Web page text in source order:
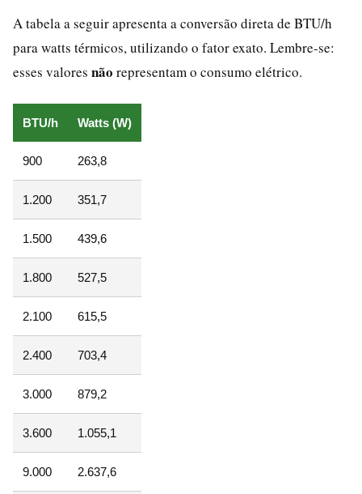
A tabela a seguir apresenta a conversão direta de BTU/h
para watts térmicos, utilizando o fator exato. Lembre-se:
esses valores não representam o consumo elétrico.
BTU/h Watts (W)
900 263,8
1.200 351,7
1.500 439,6
1.800 527,5
2.100 615,5
2.400 703,4
3.000 879,2
3.600 1.055,1
9.000 2.637,6